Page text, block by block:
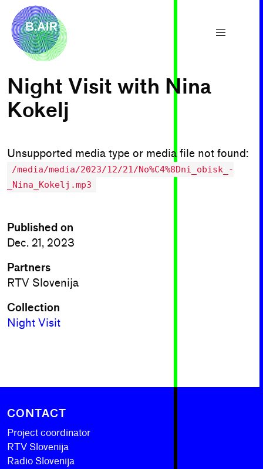
Night Visit with Nina
Kokelj
Unsupported media type or media file not found:
/media/media/2023/12/21/No%C4%8Dni_obisk_-
_Nina_Kokelj.mp3
Published on
Dec. 21, 2023
Partners
RTV Slovenija
Collection
Night Visit
CONTACT
Project coordinator
RTV Slovenija
Radio Slovenija